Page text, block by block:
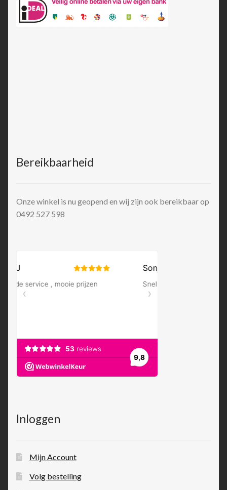
Bereikbaarheid
Onze winkel is nu geopend en wij zijn ook bereikbaar op
0492 527 598
Inloggen
Mijn Account
Volg bestelling